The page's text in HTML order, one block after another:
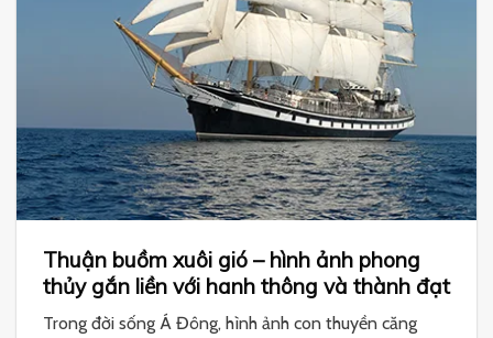
Thuận buồm xuôi gió – hình ảnh phong
thủy gắn liền với hanh thông và thành đạt
Trong đời sống Á Đông, hình ảnh con thuyền căng